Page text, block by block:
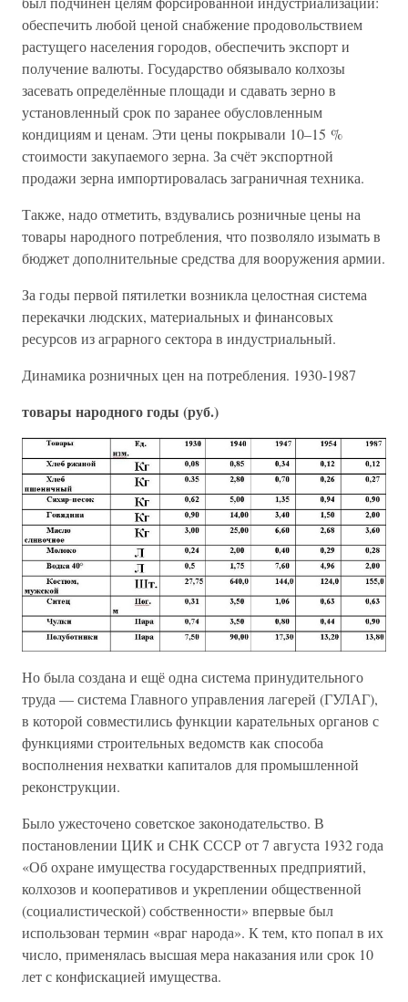
обеспечить любой ценой снабжение продовольствием
растущего населения городов, обеспечить экспорт и
получение валюты. Государство обязывало колхозы
засевать определённые площади и сдавать зерно в
установленный срок по заранее обусловленным
кондициям и ценам. Эти цены покрывали 10–15 %
стоимости закупаемого зерна. За счёт экспортной
продажи зерна импортировалась заграничная техника.
Также, надо отметить, вздувались розничные цены на
товары народного потребления, что позволяло изымать в
бюджет дополнительные средства для вооружения армии.
За годы первой пятилетки возникла целостная система
перекачки людских, материальных и финансовых
ресурсов из аграрного сектора в индустриальный.
Динамика розничных цен на потребления. 1930-1987
товары народного годы (руб.)
Но была создана и ещё одна система принудительного
труда — система Главного управления лагерей (ГУЛАГ),
в которой совместились функции карательных органов с
функциями строительных ведомств как способа
восполнения нехватки капиталов для промышленной
реконструкции.
Было ужесточено советское законодательство. В
постановлении ЦИК и СНК СССР от 7 августа 1932 года
«Об охране имущества государственных предприятий,
колхозов и кооперативов и укреплении общественной
(социалистической) собственности» впервые был
использован термин «враг народа». К тем, кто попал в их
число, применялась высшая мера наказания или срок 10
лет с конфискацией имущества.